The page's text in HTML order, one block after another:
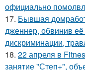
официально
17. Бывшая
дженнер, обвинив
дискриминации,
18. 22 апреля в
занятие "Степ+",